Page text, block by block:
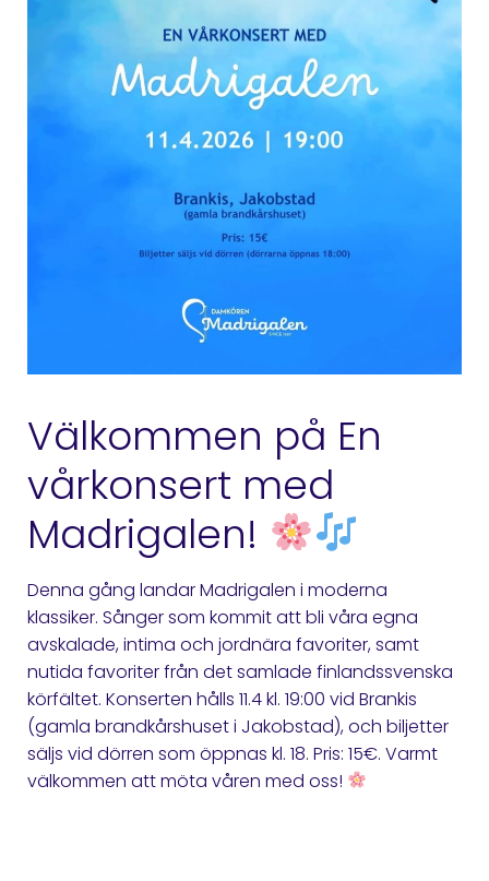
Välkommen på En
vårkonsert med
Madrigalen!
Denna gång landar Madrigalen i moderna
klassiker. Sånger som kommit att bli våra egna
avskalade, intima och jordnära favoriter, samt
nutida favoriter från det samlade finlandssvenska
körfältet. Konserten hålls 11.4 kl. 19:00 vid Brankis
(gamla brandkårshuset i Jakobstad), och biljetter
säljs vid dörren som öppnas kl. 18. Pris: 15€. Varmt
välkommen att möta våren med oss!